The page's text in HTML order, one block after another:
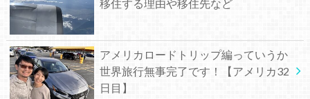
移住する理由や移住先など
アメリカロードトリップ編っていうか
世界旅行無事完了です！【アメリカ32
日目】